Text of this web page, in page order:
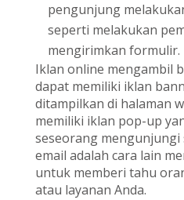
pengunjung
seperti melakukan
mengirimkan formulir.
Iklan online mengambil
dapat memiliki iklan
ditampilkan di halaman
memiliki iklan pop-up
seseorang
email adalah cara lain
untuk memberi tahu
atau layanan Anda.